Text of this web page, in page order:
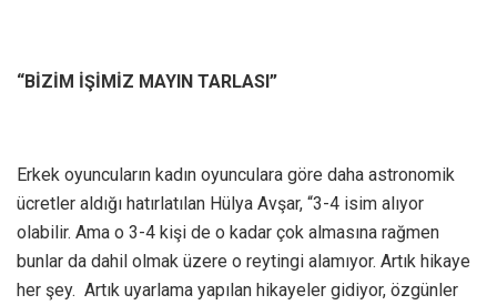
“BİZİM İŞİMİZ MAYIN TARLASI”
Erkek oyuncuların kadın oyunculara göre daha astronomik
ücretler aldığı hatırlatılan Hülya Avşar, “3-4 isim alıyor
olabilir. Ama o 3-4 kişi de o kadar çok almasına rağmen
bunlar da dahil olmak üzere o reytingi alamıyor. Artık hikaye
her şey. Artık uyarlama yapılan hikayeler gidiyor, özgünler